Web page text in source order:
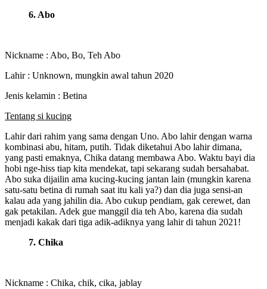
6. Abo
Nickname : Abo, Bo, Teh Abo
Lahir : Unknown, mungkin awal tahun 2020
Jenis kelamin : Betina
Tentang si kucing
Lahir dari rahim yang sama dengan Uno. Abo lahir dengan warna
kombinasi abu, hitam, putih. Tidak diketahui Abo lahir dimana,
yang pasti emaknya, Chika datang membawa Abo. Waktu bayi dia
hobi nge-hiss tiap kita mendekat, tapi sekarang sudah bersahabat.
Abo suka dijailin ama kucing-kucing jantan lain (mungkin karena
satu-satu betina di rumah saat itu kali ya?) dan dia juga sensi-an
kalau ada yang jahilin dia. Abo cukup pendiam, gak cerewet, dan
gak petakilan. Adek gue manggil dia teh Abo, karena dia sudah
menjadi kakak dari tiga adik-adiknya yang lahir di tahun 2021!
7. Chika
Nickname : Chika, chik, cika, jablay